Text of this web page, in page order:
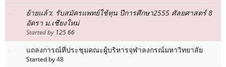
ย้ายแล้ว: รับสมัครแพทย์ใช้ทุน ปีการศึกษา2555 ศัลยศาสตร์ 8
อัตรา ม.เชียงใหม่
Started by 125 66
แถลงการณ์ที่ประชุมคณะผู้บริหารจุฬาลงกรณ์มหาวิทยาลัย
Started by48